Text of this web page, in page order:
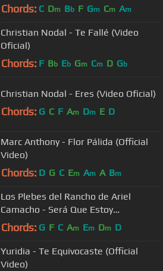
Chords: C Dm Bb F Gm Cm Am
Christian Nodal - Te Fallé (Video
Oficial)
Chords: F Bb Eb Gm Cm D Gb
Christian Nodal - Eres (Video Oficial)
Chords: G C F Am Dm E D
Marc Anthony - Flor Pálida (Official
Video)
Chords: D G C Em Am A Bm
Los Plebes del Rancho de Ariel
Camacho - Será Que Estoy
Enamorado [Official Video]
Chords: G F C Am Em Dm D
Yuridia - Te Equivocaste (Official
Video)